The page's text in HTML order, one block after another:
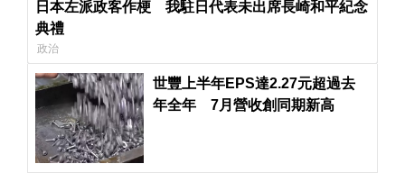
日本左派政客作梗 我駐日代表未出席長崎和平紀念
典禮
政治
世豐上半年EPS達2.27元超過去
年全年 7月營收創同期新高